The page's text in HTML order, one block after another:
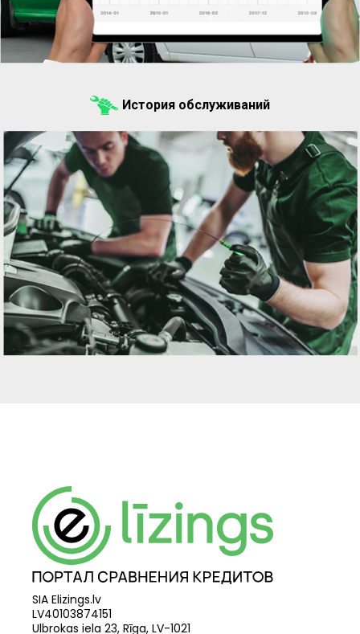
История обслуживаний
SIA Elizings.lv
LV40103874151
Ulbrokas iela 23, Rīga, LV-1021